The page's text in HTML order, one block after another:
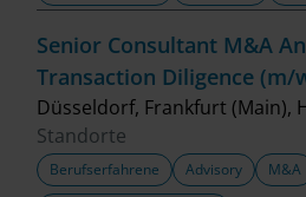
Senior Consultant M&A
Transaction Diligence (m/
Düsseldorf, Frankfurt (Main),
Standorte
Berufserfahrene Advisory M&A